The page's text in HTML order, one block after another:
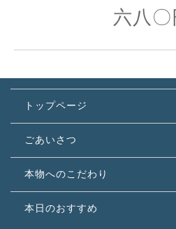
六八〇
トップページ
ごあいさつ
本物へのこだわり
本日のおすすめ